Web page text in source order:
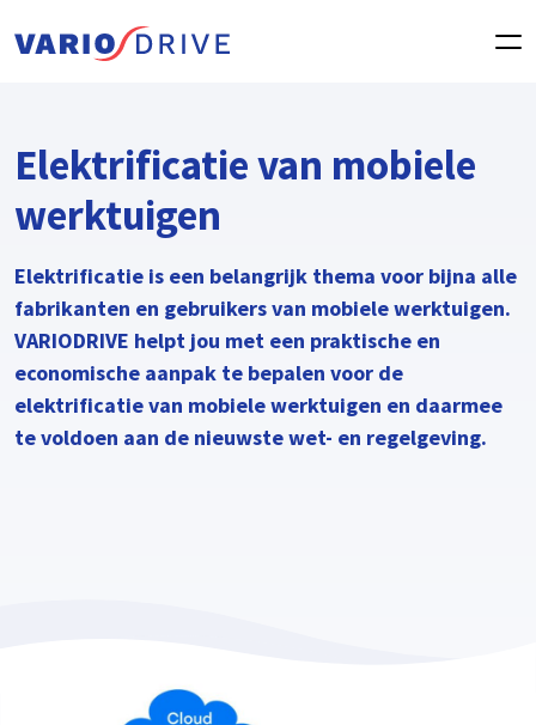
Elektrificatie van mobiele
werktuigen
Elektrificatie is een belangrijk thema voor bijna alle
fabrikanten en gebruikers van mobiele werktuigen.
VARIODRIVE helpt jou met een praktische en
economische aanpak te bepalen voor de
elektrificatie van mobiele werktuigen en daarmee
te voldoen aan de nieuwste wet- en regelgeving.